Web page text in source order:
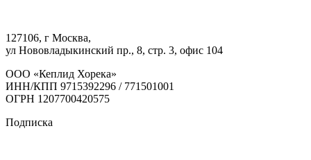
127106, г Москва,
ул Нововладыкинский пр., 8, стр. 3, офис 104
ООО «Кеплид Хорека»
ИНН/КПП 9715392296 / 771501001
ОГРН 1207700420575
Подписка